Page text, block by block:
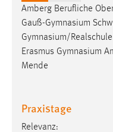
Amberg Berufliche
Gauß-Gymnasium
Gymnasium/Realschule
Erasmus Gymnasium
Mende
Praxistage
Relevanz:
MibewSessionID,
chat-frame-style-
Zweck:
Wird benötigt um
Jahre, MIBEW_UserID